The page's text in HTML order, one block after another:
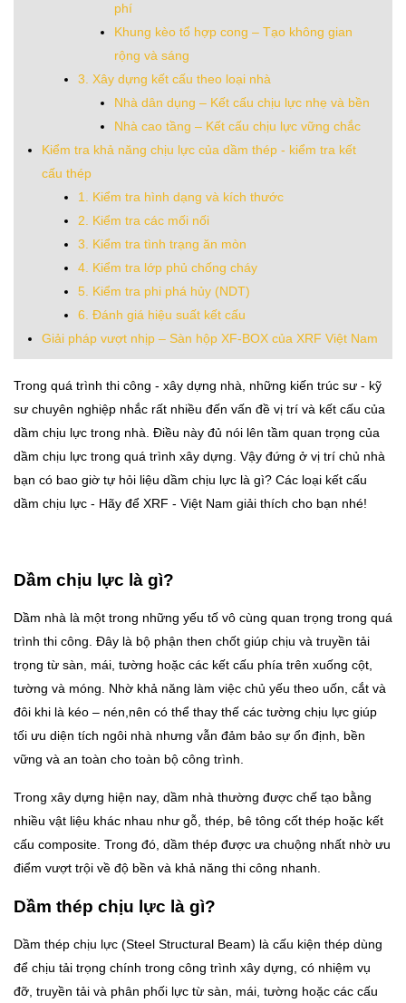
phí
Khung kèo tổ hợp cong – Tạo không gian
rộng và sáng
3. Xây dựng kết cấu theo loại nhà
Nhà dân dụng – Kết cấu chịu lực nhẹ và bền
Nhà cao tầng – Kết cấu chịu lực vững chắc
Kiểm tra khả năng chịu lực của dầm thép - kiểm tra kết
cấu thép
1. Kiểm tra hình dạng và kích thước
2. Kiểm tra các mối nối
3. Kiểm tra tình trạng ăn mòn
4. Kiểm tra lớp phủ chống cháy
5. Kiểm tra phi phá hủy (NDT)
6. Đánh giá hiệu suất kết cấu
Giải pháp vượt nhịp – Sàn hộp XF-BOX của XRF Việt Nam
Trong quá trình thi công - xây dựng nhà, những kiến trúc sư - kỹ
sư chuyên nghiệp nhắc rất nhiều đến vấn đề vị trí và kết cấu của
dầm chịu lực trong nhà. Điều này đủ nói lên tầm quan trọng của
dầm chịu lực trong quá trình xây dựng. Vậy đứng ở vị trí chủ nhà
bạn có bao giờ tự hỏi liệu dầm chịu lực là gì? Các loại kết cấu
dầm chịu lực - Hãy để XRF - Việt Nam giải thích cho bạn nhé!
Dầm chịu lực là gì?
Dầm nhà là một trong những yếu tố vô cùng quan trọng trong quá
trình thi công. Đây là bộ phận then chốt giúp chịu và truyền tải
trọng từ sàn, mái, tường hoặc các kết cấu phía trên xuống cột,
tường và móng. Nhờ khả năng làm việc chủ yếu theo uốn, cắt và
đôi khi là kéo – nén,nên có thể thay thế các tường chịu lực giúp
tối ưu diện tích ngôi nhà nhưng vẫn đảm bảo sự ổn định, bền
vững và an toàn cho toàn bộ công trình.
Trong xây dựng hiện nay, dầm nhà thường được chế tạo bằng
nhiều vật liệu khác nhau như gỗ, thép, bê tông cốt thép hoặc kết
cấu composite. Trong đó, dầm thép được ưa chuộng nhất nhờ ưu
điểm vượt trội về độ bền và khả năng thi công nhanh.
Dầm thép chịu lực là gì?
Dầm thép chịu lực (Steel Structural Beam) là cấu kiện thép dùng
để chịu tải trọng chính trong công trình xây dựng, có nhiệm vụ
đỡ, truyền tải và phân phối lực từ sàn, mái, tường hoặc các cấu